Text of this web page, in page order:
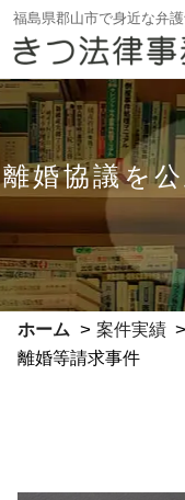
コ
ン
へ
ス
プ
福島県郡山市で身近な弁
離婚協議を
ホーム > 案件実績 >
離婚等請求事件